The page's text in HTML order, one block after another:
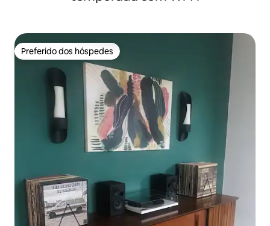
Preferido dos hóspedes
Preferido dos hóspedes